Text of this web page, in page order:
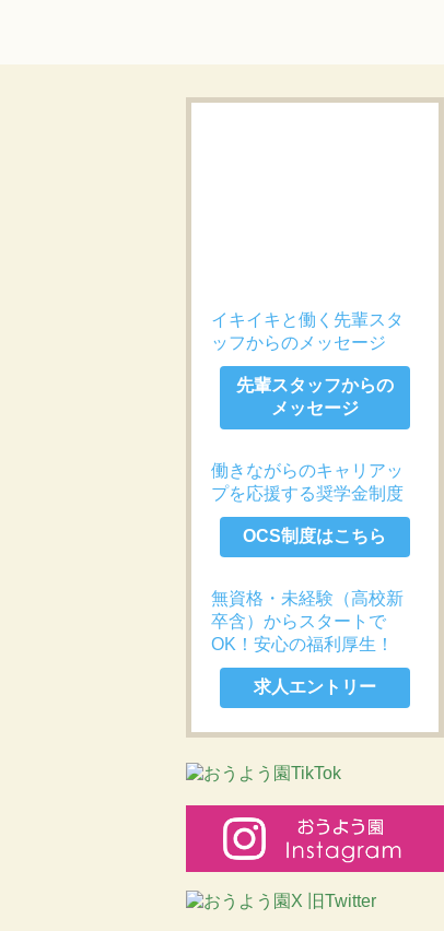
イキイキと働く先輩スタ
ッフからのメッセージ
先輩スタッフからの
メッセージ
働きながらのキャリアッ
プを応援する奨学金制度
OCS制度はこちら
無資格・未経験（高校新
卒含）からスタートで
OK！安心の福利厚生！
求人エントリー